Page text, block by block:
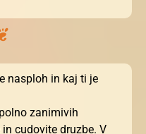
nasploh in kaj ti je
zanimivih
cudovite druzbe. V